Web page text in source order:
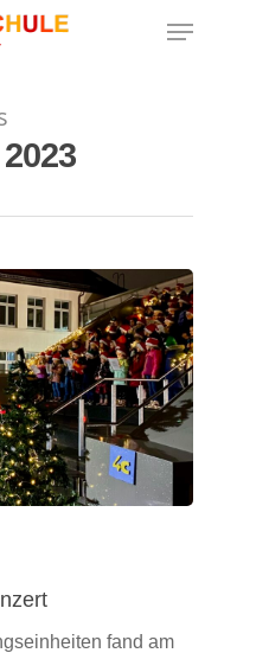
to close
fand am